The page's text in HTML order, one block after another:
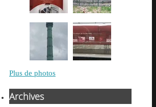
Plus de photos
Archives